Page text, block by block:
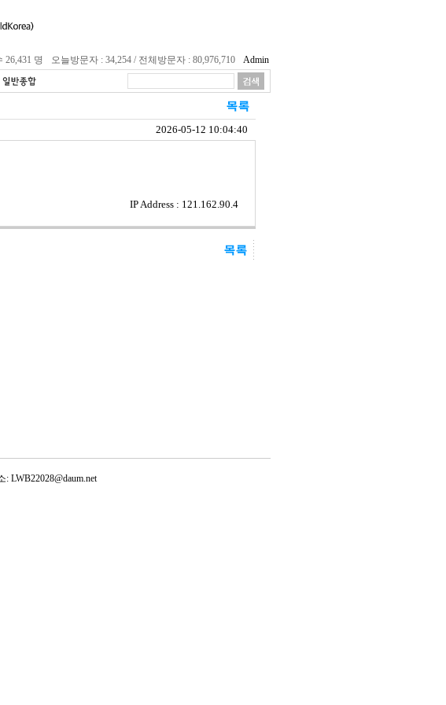
26,431 명 오늘방문자 : 34,254 / 전체방문자 : 80,976,710 Admin
2026-05-12 10:04:40
IP Address : 121.162.90.4
LWB22028@daum.net